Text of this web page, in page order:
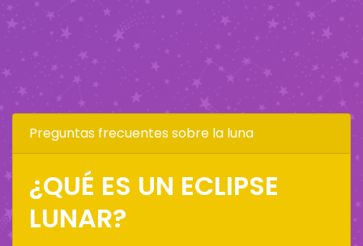
Preguntas frecuentes sobre la luna
¿QUÉ ES UN ECLIPSE
LUNAR?